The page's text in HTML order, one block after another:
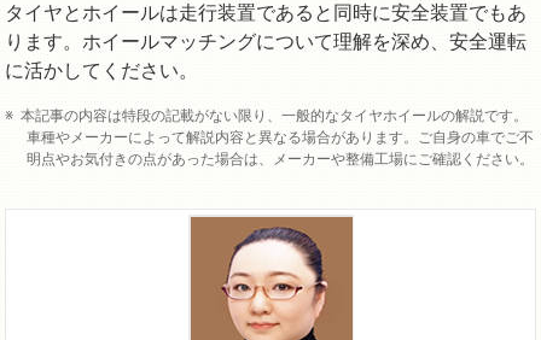
タイヤとホイールは走行装置であると同時に安全装置でもあ
ります。ホイールマッチングについて理解を深め、安全運転
に活かしてください。
本記事の内容は特段の記載がない限り、一般的なタイヤホイールの解説です。
車種やメーカーによって解説内容と異なる場合があります。ご自身の車でご不
明点やお気付きの点があった場合は、メーカーや整備工場にご確認ください。